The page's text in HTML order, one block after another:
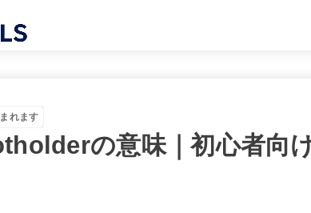
れます
の意味｜初心者向